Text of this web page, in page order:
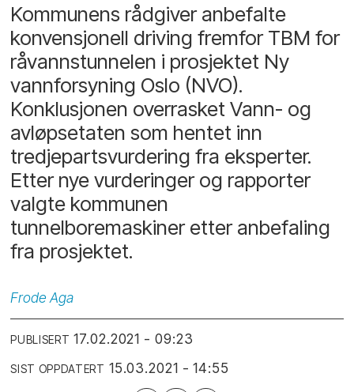
Kommunens rådgiver anbefalte
konvensjonell driving fremfor TBM for
råvannstunnelen i prosjektet Ny
vannforsyning Oslo (NVO).
Konklusjonen overrasket Vann- og
avløpsetaten som hentet inn
tredjepartsvurdering fra eksperter.
Etter nye vurderinger og rapporter
valgte kommunen
tunnelboremaskiner etter anbefaling
fra prosjektet.
Frode Aga
PUBLISERT 17.02.2021 - 09:23
SIST OPPDATERT 15.03.2021 - 14:55